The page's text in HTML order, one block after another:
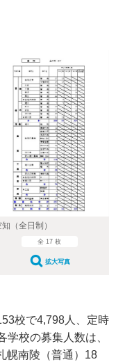
知（全日制）
全 17 枚
拡大写真
校で4,798人、定時
校の募集人数は、
幌南陵（普通）18